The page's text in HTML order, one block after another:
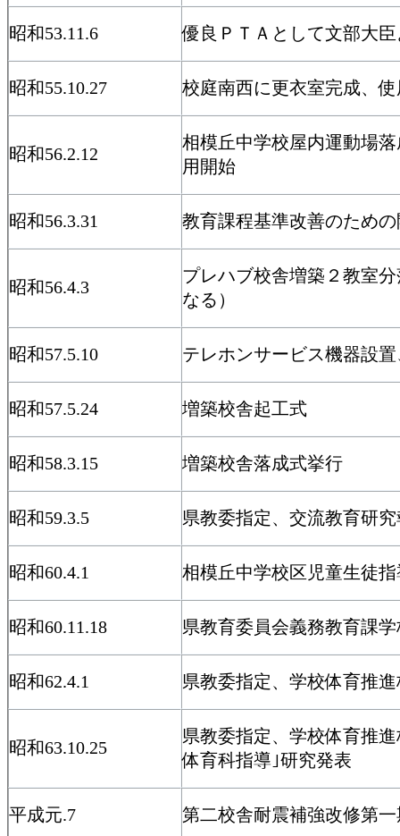
昭和53.11.6 優良ＰＴＡとして文部大
昭和55.10.27 校庭南西に更衣室完成、
昭和56.2.12
相模丘中学校屋内運動場
用開始
昭和56.3.31 教育課程基準改善のため
昭和56.4.3
プレハブ校舎増築２教室
なる）
昭和57.5.10 テレホンサービス機器設
昭和57.5.24 増築校舎起工式
昭和58.3.15 増築校舎落成式挙行
昭和59.3.5 県教委指定、交流教育研
昭和60.4.1 相模丘中学校区児童生徒
昭和60.11.18 県教育委員会義務教育課
昭和62.4.1 県教委指定、学校体育推
昭和63.10.25
県教委指定、学校体育推
体育科指導｣研究発表
平成元.7 第二校舎耐震補強改修第